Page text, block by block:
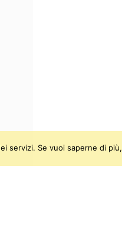
servizi. Se vuoi saperne di più,